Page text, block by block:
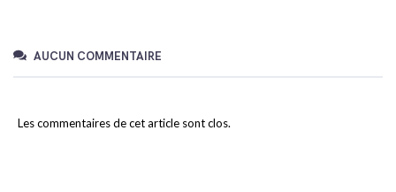
AUCUN COMMENTAIRE
Les commentaires de cet article sont clos.